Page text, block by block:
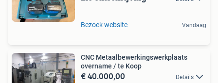
Bezoek website Vandaag
CNC Metaalbewerkingswerkplaats
overname / te Koop
€ 40.000,00 Details